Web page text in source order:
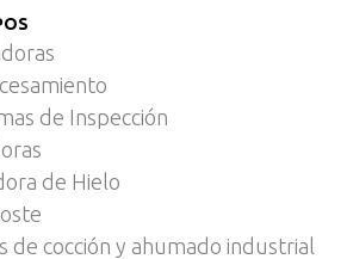
de Inspección
de Hielo
de cocción y ahumado industrial